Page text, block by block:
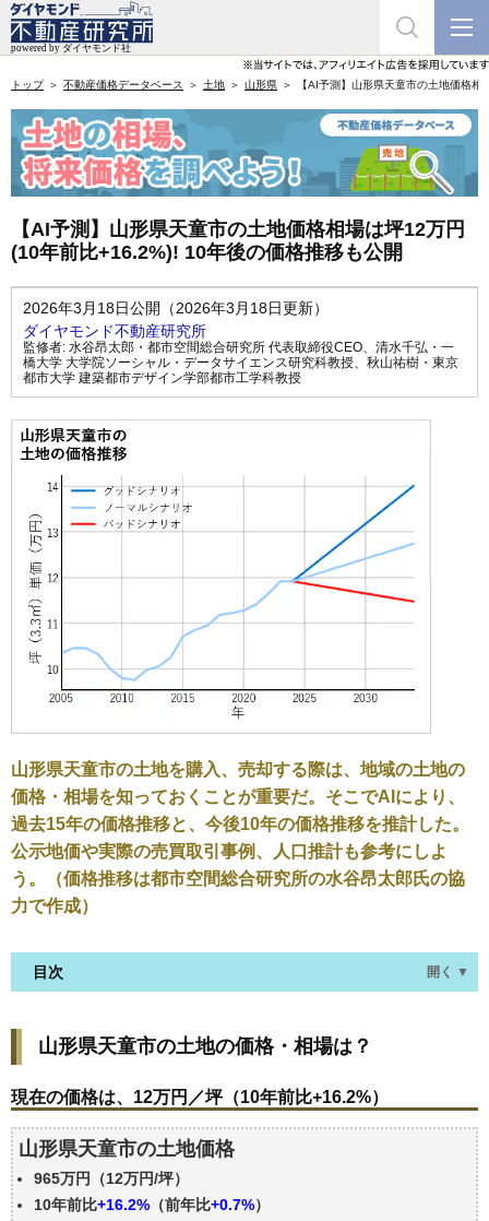
トップ 不動産価格データベース 土地 山形県 【AI予測】山形県天童市の土地価格
【AI予測】山形県天童市の土地価格相場は坪12万円
(10年前比+16.2%)! 10年後の価格推移も公開
2026年3月18日公開（2026年3月18日更新）
ダイヤモンド不動産研究所
監修者: 水谷昂太郎・都市空間総合研究所 代表取締役CEO、 清水千弘・一
橋大学 大学院ソーシャル・データサイエンス研究科教授、 秋山祐樹・東京
都市大学 建築都市デザイン学部都市工学科教授
山形県天童市の土地を購入、売却する際は、地域の土地の
価格・相場を知っておくことが重要だ。そこでAIにより、
過去15年の価格推移と、今後10年の価格推移を推計した。
公示地価や実際の売買取引事例、人口推計も参考にしよ
う。（価格推移は都市空間総合研究所の水谷昂太郎氏の協
力で作成）
目次 開く ▼
現在の価格は、12万円／坪（10年前比+16.2%）
価格を詳細に分析しよう
山形県天童市の土地の過去の売買事例
公示地価はいくら
エリアの将来性を人口予想から検討しよう
山形県天童市の土地の価格・相場は？
現在の価格は、12万円／坪（10年前比+16.2%）
山形県天童市の土地価格
965万円（12万円/坪）
10年前比+16.2% （前年比+0.7%）